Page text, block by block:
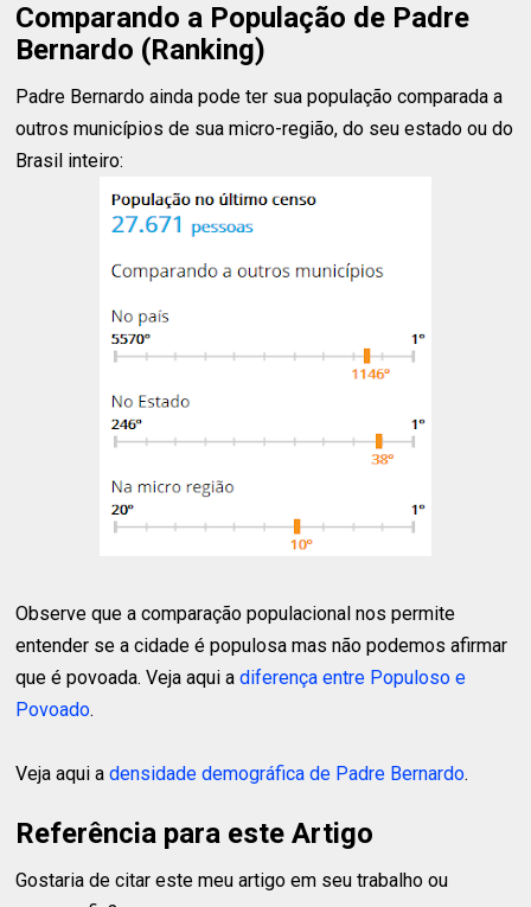
Comparando a População de Padre
Bernardo (Ranking)
Padre Bernardo ainda pode ter sua população comparada a
outros municípios de sua micro-região, do seu estado ou do
Brasil inteiro:
Observe que a comparação populacional nos permite
entender se a cidade é populosa mas não podemos afirmar
que é povoada. Veja aqui adiferença entre Populoso e
Povoado.
Veja aqui adensidade demográfica de Padre Bernardo.
Referência para este Artigo
Gostaria de citar este meu artigo em seu trabalho ou